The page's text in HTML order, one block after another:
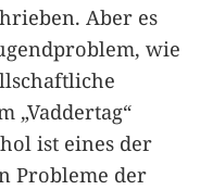
Aber es
wie
„Vaddertag“
ist eines der
Probleme der